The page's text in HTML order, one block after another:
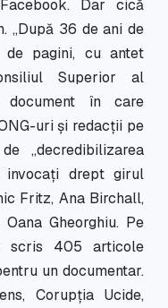
Dar cică
,,După 36 de ani de
de pagini, cu antet
Superior al
în care
uri și redacții pe
„decredibilizarea
invocați drept girul
Fritz, Ana Birchall,
Gheorghiu. Pe
scris 405 articole
un documentar.
Corupția Ucide,